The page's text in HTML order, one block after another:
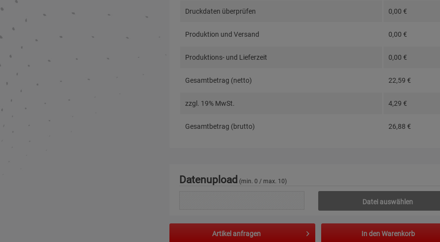
Druckdaten überprüfen 0,00 €
Produktion und Versand 0,00 €
Produktions- und Lieferzeit 0,00 €
Gesamtbetrag (netto) 22,59 €
zzgl. 19% MwSt. 4,29 €
Gesamtbetrag (brutto) 26,88 €
Datenupload (min. 0 / max. 10)
Datei auswählen
Artikel anfragen In denWarenkorb